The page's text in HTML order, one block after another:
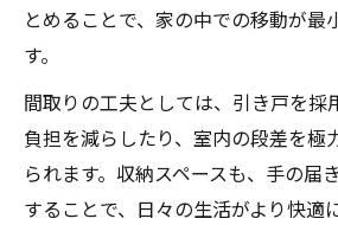
マンションと戸建てのリ
い
最低限必要なリフォーム費
とめることで、家の中での移動が最
す。
間取りの工夫としては、引き戸を採
負担を減らしたり、室内の段差を極
られます。収納スペースも、手の届
することで、日々の生活がより快適